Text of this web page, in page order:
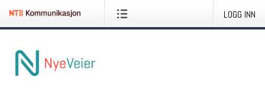
LOGG INN